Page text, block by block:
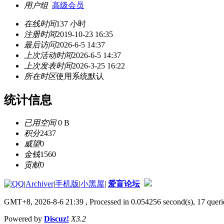
用户组 高级会员
在线时间137 小时
注册时间2019-10-23 16:35
最后访问2026-6-5 14:37
上次活动时间2026-6-5 14:37
上次发表时间2026-3-25 16:22
所在时区使用系统默认
统计信息
已用空间0 B
积分2437
威望0
金钱1560
贡献0
|Archiver|手机版|小黑屋| 爱盲论坛
GMT+8, 2026-8-6 21:39 , Processed in 0.054256 second(s), 17
Powered by Discuz! X3.2